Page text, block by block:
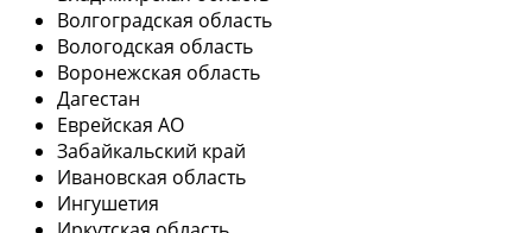
Волгоградская область
Вологодская область
Воронежская область
Дагестан
Еврейская АО
Забайкальский край
Ивановская область
Ингушетия